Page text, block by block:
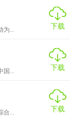
足不同用户的学
全方位提升用户
为...
下载
国...
下载
合...
下载